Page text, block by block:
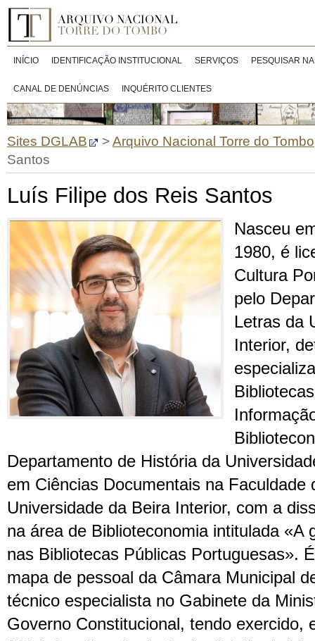
INÍCIO IDENTIFICAÇÃO INSTITUCIONAL SERVIÇOS PESQUISAR
CANAL DE DENÚNCIAS INQUÉRITO CLIENTES
Sites DGLAB >Arquivo Nacional Torre do Tombo
Santos
Luís Filipe dos Reis Santos
Nasceu
1980, é
Cultura
pelo
Letras da
Interior,
Departamento de História da
em Ciências Documentais na Faculdade
Universidade da Beira Interior, com a
na área de Biblioteconomia intitulada «A
nas Bibliotecas Públicas Portuguesas».
mapa de pessoal da Câmara Municipal
técnico especialista no Gabinete da
Governo Constitucional, tendo exercido,